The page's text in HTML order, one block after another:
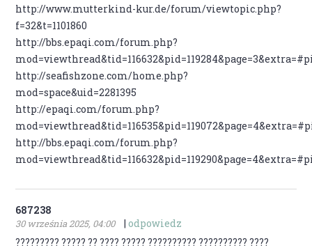
http://www.mutterkind-kur.de/forum/viewtopic.php?
f=32&t=1101860
http://bbs.epaqi.com/forum.php?
http://seafishzone.com/home.php?
mod=space&uid=2281395
http://epaqi.com/forum.php?
http://bbs.epaqi.com/forum.php?
687238
30 września 2025, 04:00 |odpowiedz
????????? ????? ?? ???? ????? ?????????? ?????????? ????